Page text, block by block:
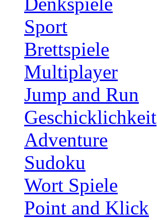
Sport
Brettspiele
Multiplayer
Jump and Run
Geschicklichkeit
Adventure
Sudoku
Wort Spiele
Point and Klick